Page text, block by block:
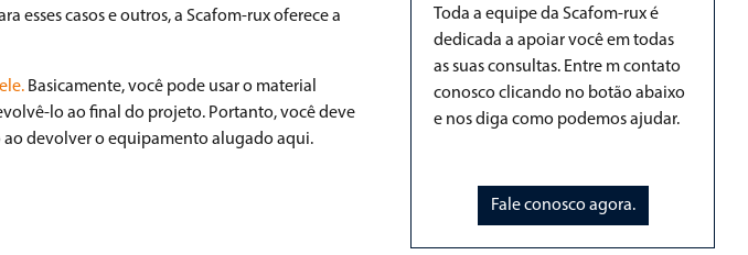
esses casos e outros, a Scafom-rux oferece a
Basicamente, você pode usar o material
lo ao final do projeto. Portanto, você deve
ao devolver o equipamento alugado aqui.
Toda a equipe da Scafom-rux é
dedicada a apoiar você em todas
as suas consultas. Entre m contato
conosco clicando no botão abaixo
e nos diga como podemos ajudar.
Fale conosco agora.